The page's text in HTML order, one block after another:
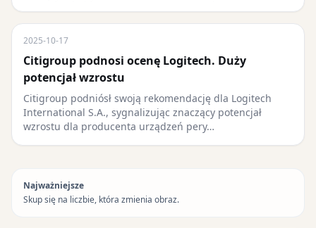
2025-10-17
Citigroup podnosi ocenę Logitech. Duży
potencjał wzrostu
Citigroup podniósł swoją rekomendację dla Logitech
International S.A., sygnalizując znaczący potencjał
wzrostu dla producenta urządzeń pery…
Najważniejsze
Skup się na liczbie, która zmienia obraz.